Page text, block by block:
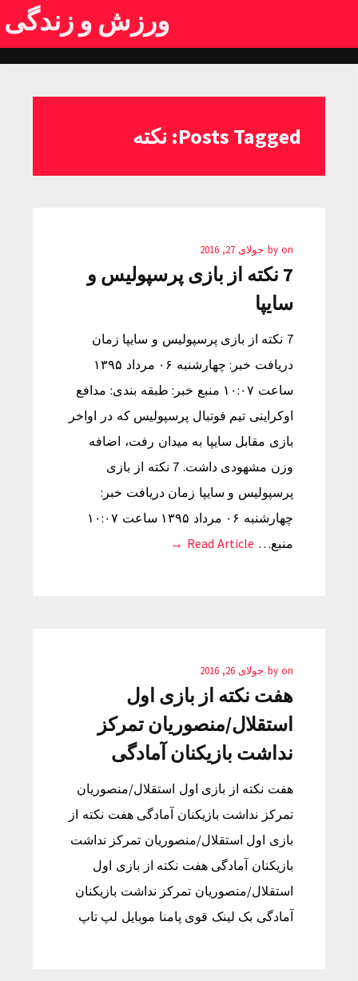
ورزش و زندگی
Posts Tagged: نکته
by on جولای 27, 2016
7 نکته از بازی پرسپولیس و
سایپا
7 نکته از بازی پرسپولیس و سایپا زمان
دریافت خبر: چهارشنبه ۰۶ مرداد ۱۳۹۵
ساعت ۱۰:۰۷ منبع خبر: طبقه بندی: مدافع
اوکراینی تیم فوتبال پرسپولیس که در اواخر
بازی مقابل سایپا به میدان رفت، اضافه
وزن مشهودی داشت. 7 نکته از بازی
پرسپولیس و سایپا زمان دریافت خبر:
چهارشنبه ۰۶ مرداد ۱۳۹۵ ساعت ۱۰:۰۷
منبع… Read Article →
by on جولای 26, 2016
هفت نکته از بازی اول
استقلال/منصوریان تمرکز
نداشت بازیکنان آمادگی
هفت نکته از بازی اول استقلال/منصوریان
تمرکز نداشت بازیکنان آمادگی هفت نکته از
بازی اول استقلال/منصوریان تمرکز نداشت
بازیکنان آمادگی هفت نکته از بازی اول
استقلال/منصوریان تمرکز نداشت بازیکنان
آمادگی بک لینک قوی پامنا موبایل لپ تاپ